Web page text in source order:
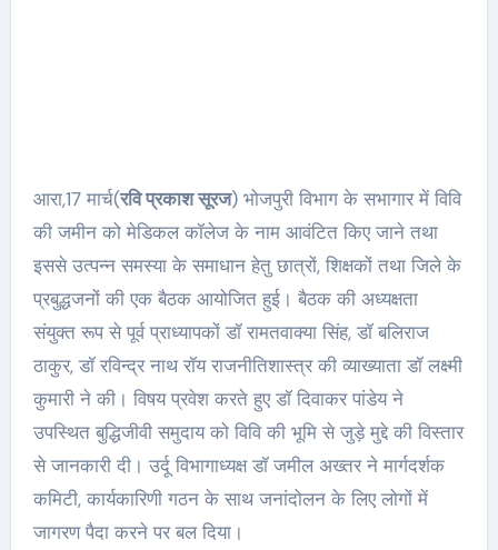
आरा,17 मार्च(रवि प्रकाश सूरज) भोजपुरी विभाग के सभागार में विवि
की जमीन को मेडिकल कॉलेज के नाम आवंटित किए जाने तथा
इससे उत्पन्न समस्या के समाधान हेतु छात्रों, शिक्षकों तथा जिले के
प्रबुद्धजनों की एक बैठक आयोजित हुई। बैठक की अध्यक्षता
संयुक्त रूप से पूर्व प्राध्यापकों डॉ रामतवाक्या सिंह, डॉ बलिराज
ठाकुर, डॉ रविन्द्र नाथ रॉय राजनीतिशास्त्र की व्याख्याता डॉ लक्ष्मी
कुमारी ने की। विषय प्रवेश करते हुए डॉ दिवाकर पांडेय ने
उपस्थित बुद्धिजीवी समुदाय को विवि की भूमि से जुड़े मुद्दे की विस्तार
से जानकारी दी। उर्दू विभागाध्यक्ष डॉ जमील अख्तर ने मार्गदर्शक
कमिटी, कार्यकारिणी गठन के साथ जनांदोलन के लिए लोगों में
जागरण पैदा करने पर बल दिया।